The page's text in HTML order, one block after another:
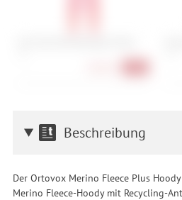
Beschreibung
Der Ortovox Merino Fleece Plus
Merino Fleece-Hoody mit Recycling-